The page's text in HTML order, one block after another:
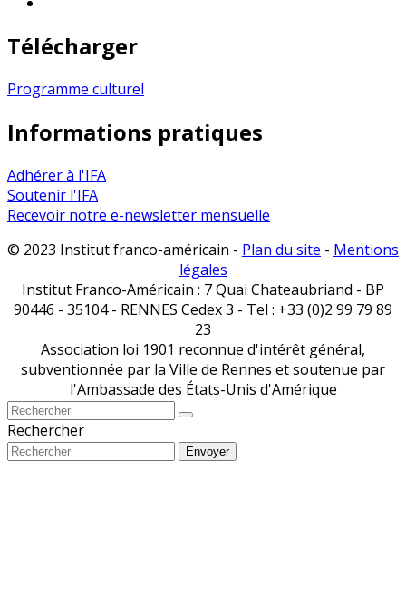
Télécharger
Programme culturel
Informations pratiques
Adhérer à l'IFA
Soutenir l'IFA
Recevoir notre e-newsletter mensuelle
© 2023 Institut franco-américain - Plan du site - Mentions
légales
Institut Franco-Américain : 7 Quai Chateaubriand - BP
90446 - 35104 - RENNES Cedex 3 - Tel : +33 (0)2 99 79 89
23
Association loi 1901 reconnue d'intérêt général,
subventionnée par la Ville de Rennes et soutenue par
l'Ambassade des États-Unis d'Amérique
Rechercher
Envoyer